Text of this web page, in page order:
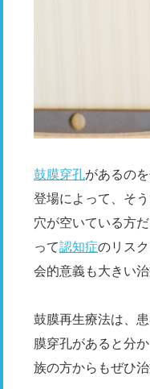
鼓膜穿孔があるの
登場によって、そ
穴が空いている方
って認知症のリス
会的意義も大きい
鼓膜再生療法は、
膜穿孔があると分
族の方からもぜひ